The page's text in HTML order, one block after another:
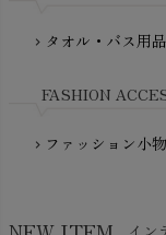
NewNative（ニュ
chevron_right タオル・バス用品
FASHION
chevron_right ファッション小物